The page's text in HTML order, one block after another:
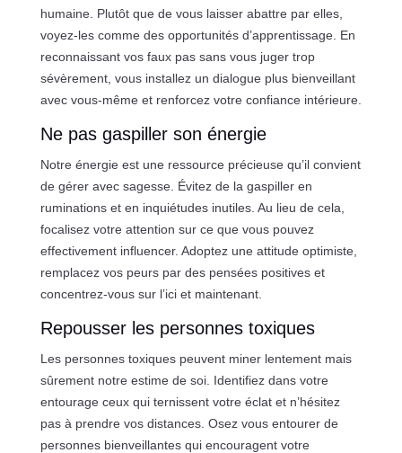
humaine. Plutôt que de vous laisser abattre par elles,
voyez-les comme des opportunités d’apprentissage. En
reconnaissant vos faux pas sans vous juger trop
sévèrement, vous installez un dialogue plus bienveillant
avec vous-même et renforcez votre confiance intérieure.
Ne pas gaspiller son énergie
Notre énergie est une ressource précieuse qu’il convient
de gérer avec sagesse. Évitez de la gaspiller en
ruminations et en inquiétudes inutiles. Au lieu de cela,
focalisez votre attention sur ce que vous pouvez
effectivement influencer. Adoptez une attitude optimiste,
remplacez vos peurs par des pensées positives et
concentrez-vous sur l’ici et maintenant.
Repousser les personnes toxiques
Les personnes toxiques peuvent miner lentement mais
sûrement notre estime de soi. Identifiez dans votre
entourage ceux qui ternissent votre éclat et n’hésitez
pas à prendre vos distances. Osez vous entourer de
personnes bienveillantes qui encouragent votre